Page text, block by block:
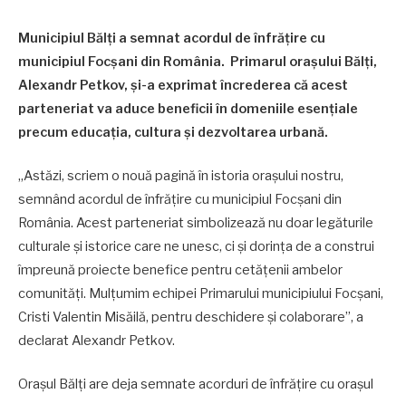
Municipiul Bălți a semnat acordul de înfrățire cu
municipiul Focșani din România. Primarul orașului Bălți,
Alexandr Petkov, și-a exprimat încrederea că acest
parteneriat va aduce beneficii în domeniile esențiale
precum educația, cultura și dezvoltarea urbană.
„Astăzi, scriem o nouă pagină în istoria orașului nostru,
semnând acordul de înfrățire cu municipiul Focșani din
România. Acest parteneriat simbolizează nu doar legăturile
culturale și istorice care ne unesc, ci și dorința de a construi
împreună proiecte benefice pentru cetățenii ambelor
comunități. Mulțumim echipei Primarului municipiului Focșani,
Cristi Valentin Misăilă, pentru deschidere și colaborare”, a
declarat Alexandr Petkov.
Orașul Bălți are deja semnate acorduri de înfrățire cu orașul